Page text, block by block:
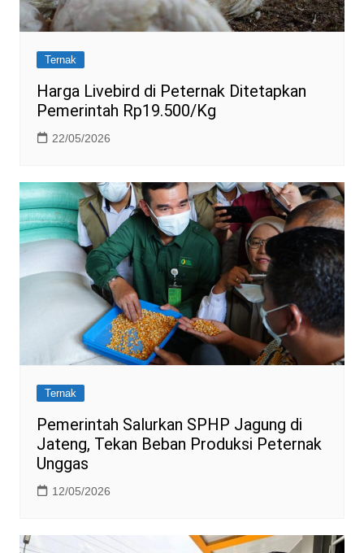
Ternak
Harga Livebird di Peternak Ditetapkan
Pemerintah Rp19.500/Kg
22/05/2026
Ternak
Pemerintah Salurkan SPHP Jagung di
Jateng, Tekan Beban Produksi Peternak
Unggas
12/05/2026